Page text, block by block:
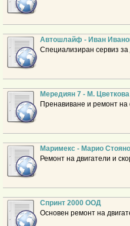
Автошлайф - Иван
Специализиран сервиз
Мередиян 7 - М.
Пренавиване и ремонт на
Маримекс - Марио
Ремонт на двигатели и
Спринт 2000 ООД
Основен ремонт на